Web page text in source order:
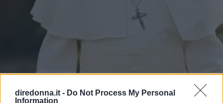
diredonna.it - Do Not Process My Personal
Information